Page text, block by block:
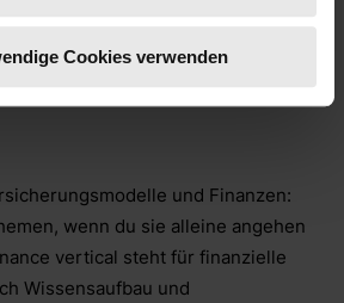
Cookies verwenden
nushu finance
und Finanzen:
wenn du sie alleine angehen
vertical steht für finanzielle
Wissensaufbau und